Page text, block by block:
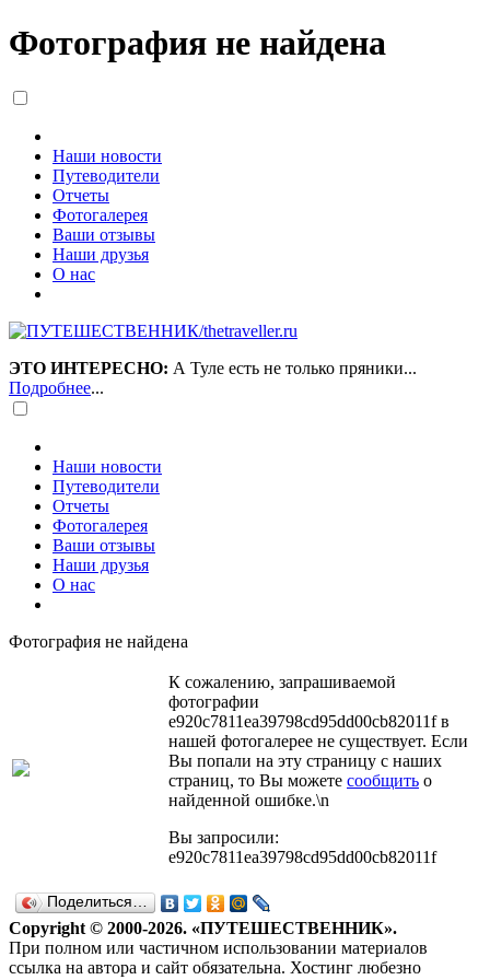
Фотография не найдена
Наши новости
Путеводители
Отчеты
Фотогалерея
Ваши отзывы
Наши друзья
О нас
ЭТО ИНТЕРЕСНО: А Туле есть не только пряники...
Подробнее...
Наши новости
Путеводители
Отчеты
Фотогалерея
Ваши отзывы
Наши друзья
О нас
Фотография не найдена
К сожалению, запрашиваемой
фотографии
e920c7811ea39798cd95dd00cb82011f в
нашей фотогалерее не существует. Если
Вы попали на эту страницу с наших
страниц, то Вы можете сообщить о
найденной ошибке.\n
Вы запросили:
e920c7811ea39798cd95dd00cb82011f
Поделиться…
Copyright © 2000-2026. «ПУТЕШЕСТВЕННИК».
При полном или частичном использовании материалов
ссылка на автора и сайт обязательна. Хостинг любезно